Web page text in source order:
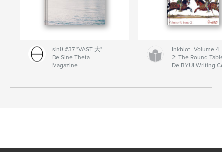
sinθ #37 "VAST 大"
De Sine Theta
Magazine
Inkblot- Volume 4,
2: The Round
De BYUI Writing